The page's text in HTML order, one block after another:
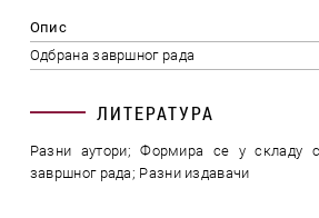
Опис
Одбрана завршног рада
ЛИТЕРАТУРА
Разни аутори; Формира се у складу
завршног рада; Разни издавачи